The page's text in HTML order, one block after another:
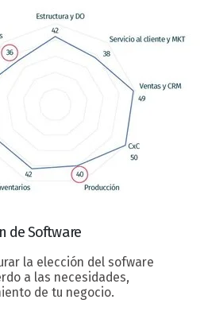
de Software
la elección del sofware
a las necesidades,
de tu negocio.